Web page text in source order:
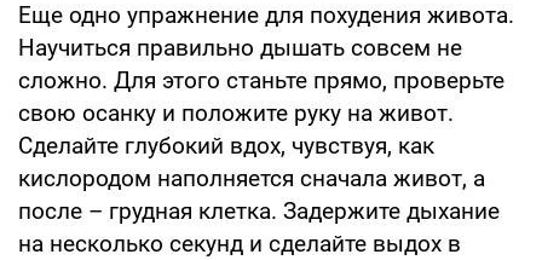
Еще одно упражнение для похудения живота.
Научиться правильно дышать совсем не
сложно. Для этого станьте прямо, проверьте
свою осанку и положите руку на живот.
Сделайте глубокий вдох, чувствуя, как
кислородом наполняется сначала живот, а
после – грудная клетка. Задержите дыхание
на несколько секунд и сделайте выдох в